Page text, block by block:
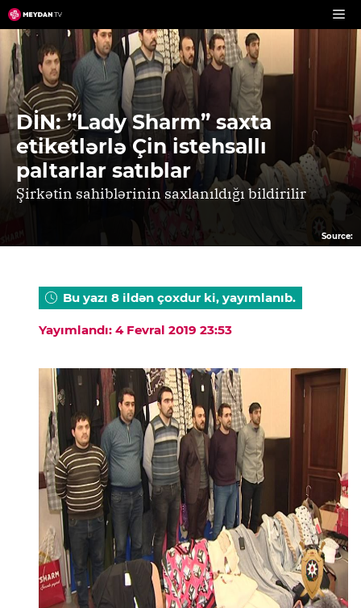
Skip
to
content
DİN: ”Lady Sharm” saxta
etiketlərlə Çin istehsallı
paltarlar satıblar
Şirkətin sahiblərinin saxlanıldığı bildirilir
Source:
Bu yazı 8 ildən çoxdur ki, yayımlanıb.
Yayımlandı: 4 Fevral 2019 23:53